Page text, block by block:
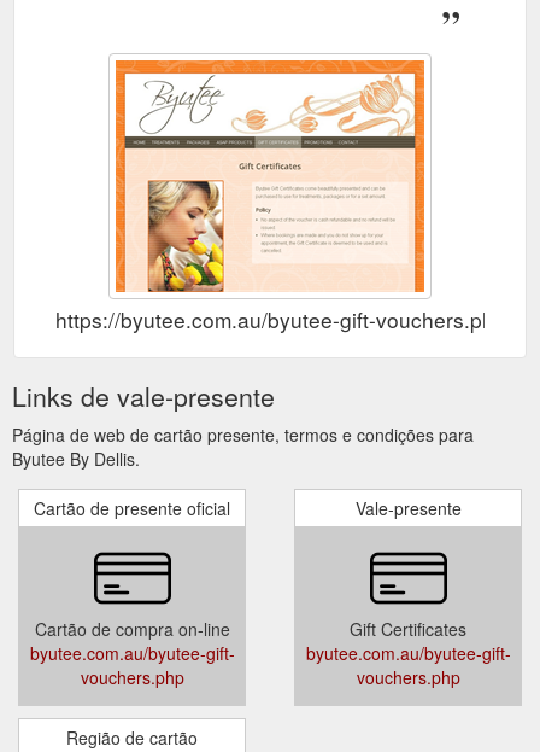
https://byutee.com.au/byutee-gift-vouchers.php
Links de vale-presente
Página de web de cartão presente, termos e condições para
Byutee By Dellis.
Cartão de presente oficial
Cartão de compra on-line
byutee.com.au/byutee-gift-
vouchers.php
Vale-presente
Gift Certificates
byutee.com.au/byutee-gift-
vouchers.php
Região de cartão